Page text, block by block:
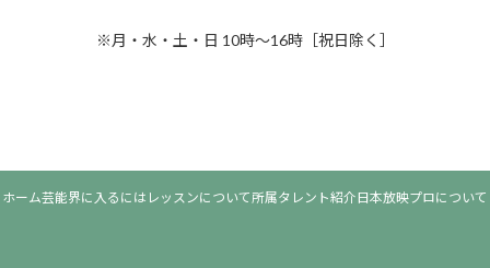
※月・水・土・日 10時～16時［祝日除く］
ホーム芸能界に入るには レッスンについて所属タレント紹介日本放映プロについて